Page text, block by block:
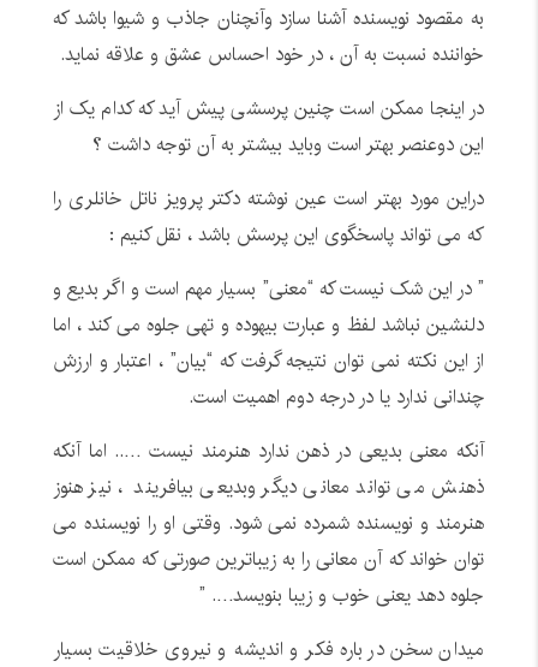
به مقصود نویسنده آشنا سازد وآنچنان جاذب و شیوا باشد که
خواننده نسبت به آن ، در خود احساس عشق و علاقه نماید.
در اینجا ممکن است چنین پرسشی پیش آید که کدام یک از
این دوعنصر بهتر است وباید بیشتر به آن توجه داشت ؟
دراین مورد بهتر است عین نوشته دکتر پرویز ناتل خانلری را
که می تواند پاسخگوی این پرسش باشد ، نقل کنیم :
” در این شک نیست که “معنی” بسیار مهم است و اگر بدیع و
دلنشین نباشد لفظ و عبارت بیهوده و تهی جلوه می کند ، اما
از این نکته نمی توان نتیجه گرفت که “بیان” ، اعتبار و ارزش
چندانی ندارد یا در درجه دوم اهمیت است.
آنکه معنی بدیعی در ذهن ندارد هنرمند نیست ….. اما آنکه
ذهنش می تواند معانی دیگر وبدیعی بیافریند ، نیز هنوز
هنرمند و نویسنده شمرده نمی شود. وقتی او را نویسنده می
توان خواند که آن معانی را به زیباترین صورتی که ممکن است
جلوه دهد یعنی خوب و زیبا بنویسد…. ”
میدان سخن در باره فکر و اندیشه و نیروی خلاقیت بسیار